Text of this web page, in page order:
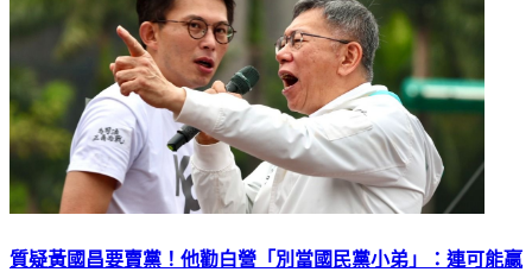
質疑黃國昌要賣黨！他勸白營「別當國民黨小弟」：連可能贏